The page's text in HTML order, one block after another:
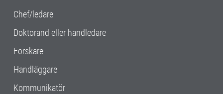
Chef/ledare
Doktorand eller handledare
Forskare
Handläggare
Kommunikatör